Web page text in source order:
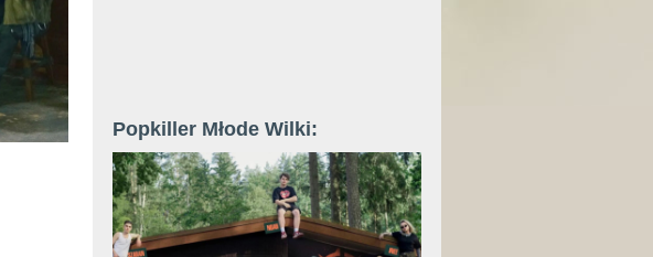
Popkiller Młode Wilki: